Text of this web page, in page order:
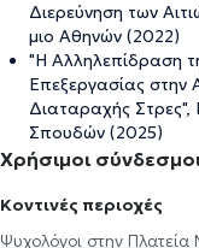
Διερεύνηση των
μιο Αθηνών (2022)
"Η Αλληλεπίδραση
Επεξεργασίας στην
Διαταραχής Στρες",
Σπουδών (2025)
Χρήσιμοι
Κοντινές περιοχές
Ψυχολόγοι στην Πλατεία